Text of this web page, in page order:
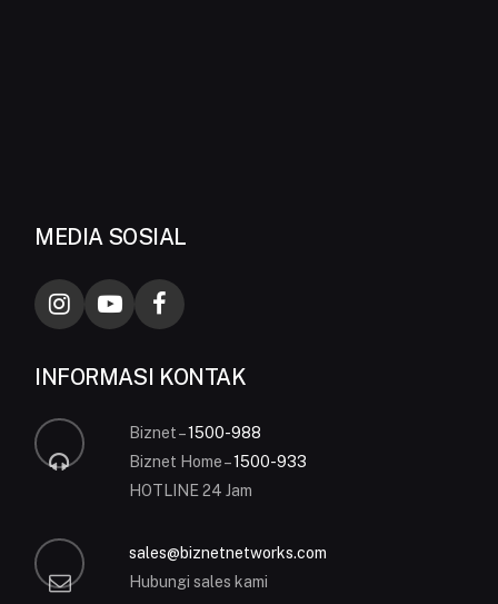
MEDIA SOSIAL
INFORMASI KONTAK
Biznet –1500-988
Biznet Home –1500-933
HOTLINE 24 Jam
sales@biznetnetworks.com
Hubungi sales kami